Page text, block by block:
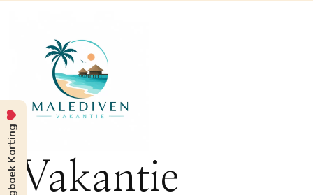
Vakantie
Vroegboek Korting